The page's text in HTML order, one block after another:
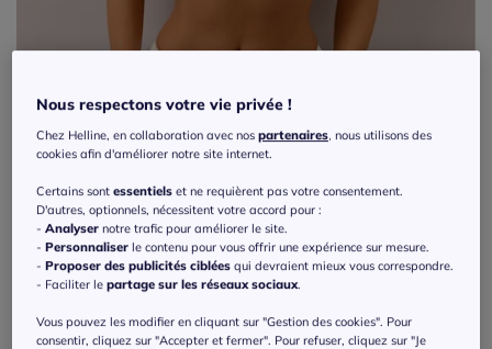
Nouveau
Soutien-gorge à coques sans armatures
bon. b, c, d
Nous respectons votre vie privée !
Chez Helline, en collaboration avec nospartenaires, nous utilisons des
cookies afin d'améliorer notre site internet.
Certains sontessentiels et ne requièrent pas votre consentement.
D'autres, optionnels, nécessitent votre accord pour :
-Analyser notre trafic pour améliorer le site.
-Personnaliser le contenu pour vous offrir une expérience sur mesure.
-Proposer des publicités ciblées qui devraient mieux vous correspondre.
- Faciliter lepartage sur les réseaux sociaux.
Vous pouvez les modifier en cliquant sur "Gestion des cookies". Pour
consentir, cliquez sur "Accepter et fermer". Pour refuser, cliquez sur "Je